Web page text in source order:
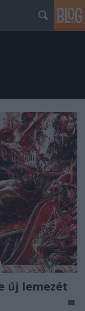
új lemezét